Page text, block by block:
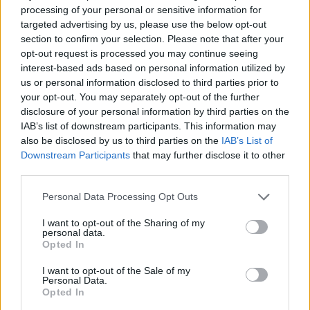
processing of your personal or sensitive information for
targeted advertising by us, please use the below opt-out
section to confirm your selection. Please note that after your
opt-out request is processed you may continue seeing
interest-based ads based on personal information utilized by
us or personal information disclosed to third parties prior to
your opt-out. You may separately opt-out of the further
disclosure of your personal information by third parties on the
IAB’s list of downstream participants. This information may
also be disclosed by us to third parties on the IAB’s List of
Downstream Participants that may further disclose it to other
Personal Data Processing Opt Outs
I want to opt-out of the Sharing of my
personal data.
Opted In
I want to opt-out of the Sale of my
Personal Data.
Opted In
Venezuela fin dalle loro primissime evoluzioni”. Secondo quanto si
legge in una nota diPalazzo Chigi,“l’Italia ha sempre sostenuto
l’aspirazione del popolo venezuelano a una transizione democratica
nel Venezuela, condannando gli atti di repressione del regime di
Maduro, la cui auto-proclamata vittoria elettorale l’Italia, assieme ai
principali partner internazionali, non ha mai riconosciuto.
Coerentemente con la storica posizione dell’Italia, il Governo reputa
che l’azione militare esterna non sia la strada da percorrere per
mettere fine ai regimi totalitari, ma considera al contempo legittimo
un intervento di natura difensiva contro attacchi ibridi alla propria
Esteri e della Cooperazione Internazionale, Antonio Tajani, il
Presidente Meloni continua a seguire con particolare attenzione la
situazione della comunità italiana in Venezuela, la cui sicurezza
costituisce la priorità assoluta del Governo”.
TAJANI “GRANDE ATTENZIONE,